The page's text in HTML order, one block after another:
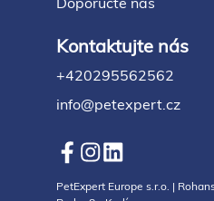
Kontaktujte nás
+420295562562
info@petexpert.cz
PetExpert Europe s.r.o. |